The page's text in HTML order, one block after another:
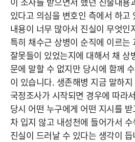
있다고 의심을 변호인 측에서 하고
내용이 너무 많아서 진실이 무엇인
특히 채수근 상병이 순직에 이르는
잘못들이 있었는지에 대해서 채 상
문에 말할 수 없지만 당시에 함께
이 있습니다. 생존해병 지금 말하
국정조사가 시작되면 경우에 따라
당시 어떤 누구에게 어떤 지시를
차 입지 않고 내성천에 들어가서
진실이 드러날 수 있다는 생각이 듭